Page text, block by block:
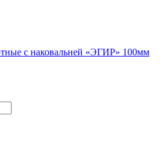
с наковальней «ЭГИР» 100мм